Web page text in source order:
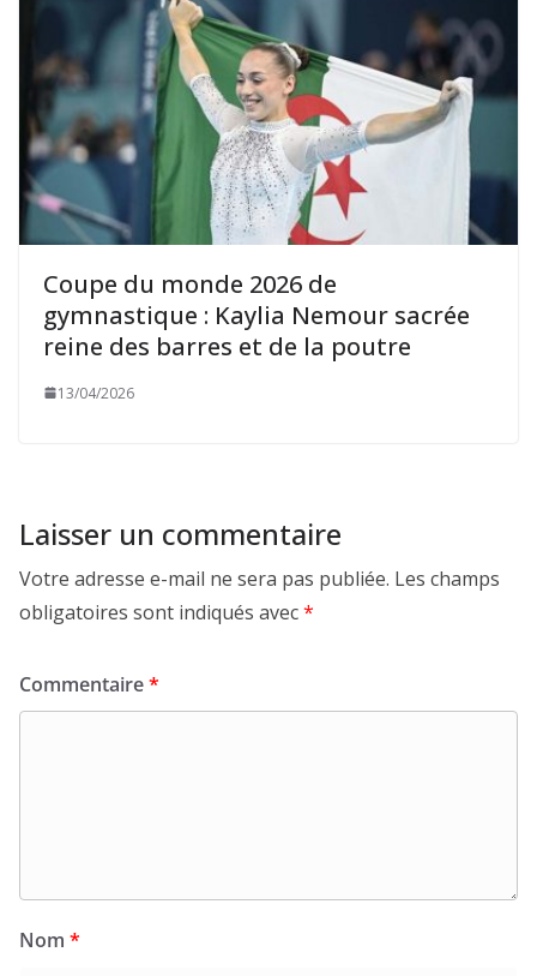
Coupe du monde 2026 de
gymnastique : Kaylia Nemour sacrée
reine des barres et de la poutre
13/04/2026
Laisser un commentaire
Votre adresse e-mail ne sera pas publiée. Les champs
obligatoires sont indiqués avec*
Commentaire*
Nom *